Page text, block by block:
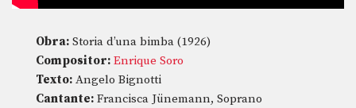
Obra: Storia d’una bimba (1926)
Compositor: Enrique Soro
Texto: Angelo Bignotti
Cantante: Francisca Jünemann, Soprano